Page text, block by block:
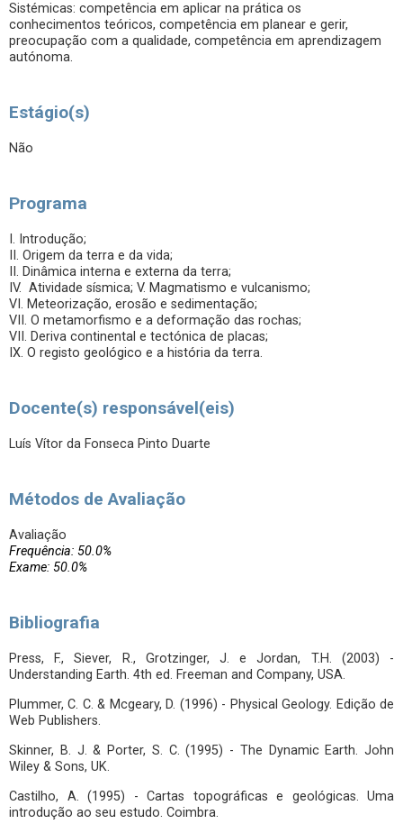
Sistémicas: competência em aplicar na prática os
conhecimentos teóricos, competência em planear e gerir,
preocupação com a qualidade, competência em aprendizagem
autónoma.
Estágio(s)
Não
Programa
I. Introdução;
II. Origem da terra e da vida;
II. Dinâmica interna e externa da terra;
IV. Atividade sísmica; V. Magmatismo e vulcanismo;
VI. Meteorização, erosão e sedimentação;
VII. O metamorfismo e a deformação das rochas;
VII. Deriva continental e tectónica de placas;
IX. O registo geológico e a história da terra.
Docente(s) responsável(eis)
Luís Vítor da Fonseca Pinto Duarte
Métodos de Avaliação
Avaliação
Frequência: 50.0%
Exame: 50.0%
Bibliografia
Press, F., Siever, R., Grotzinger, J. e Jordan, T.H. (2003) -
Understanding Earth. 4th ed. Freeman and Company, USA.
Plummer, C. C. & Mcgeary, D. (1996) - Physical Geology. Edição de
Web Publishers.
Skinner, B. J. & Porter, S. C. (1995) - The Dynamic Earth. John
Wiley & Sons, UK.
Castilho, A. (1995) - Cartas topográficas e geológicas. Uma
introdução ao seu estudo. Coimbra.